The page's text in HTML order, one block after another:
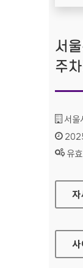
서
주
기관
서울
인증
상태 :
유효
서
자
사